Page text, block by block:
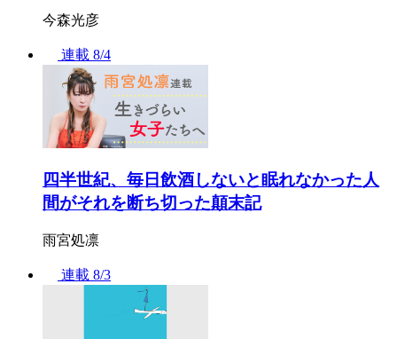
今森光彦
連載 8/4
四半世紀、毎日飲酒しないと眠れなかった人
間がそれを断ち切った顛末記
雨宮処凛
連載 8/3